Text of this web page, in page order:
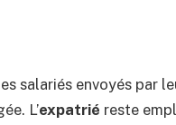
salariés envoyés par
L’expatrié reste